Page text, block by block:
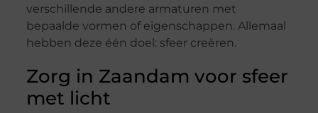
verschillende andere armaturen met
bepaalde vormen of eigenschappen. Allemaal
hebben deze één doel: sfeer creëren.
Zorg in Zaandam voor sfeer
met licht